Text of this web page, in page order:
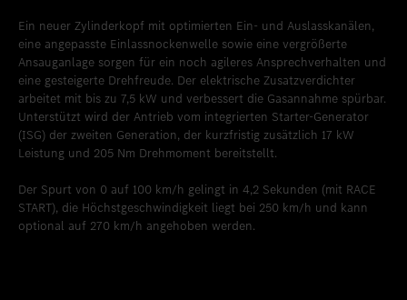
Ein neuer Zylinderkopf mit optimierten Ein- und Auslasskanälen,
eine angepasste Einlassnockenwelle sowie eine vergrößerte
Ansauganlage sorgen für ein noch agileres Ansprechverhalten und
eine gesteigerte Drehfreude. Der elektrische Zusatzverdichter
arbeitet mit bis zu 7,5 kW und verbessert die Gasannahme spürbar.
Unterstützt wird der Antrieb vom integrierten Starter-Generator
(ISG) der zweiten Generation, der kurzfristig zusätzlich 17 kW
Leistung und 205 Nm Drehmoment bereitstellt.
Der Spurt von 0 auf 100 km/h gelingt in 4,2 Sekunden (mit RACE
START), die Höchstgeschwindigkeit liegt bei 250 km/h und kann
optional auf 270 km/h angehoben werden.